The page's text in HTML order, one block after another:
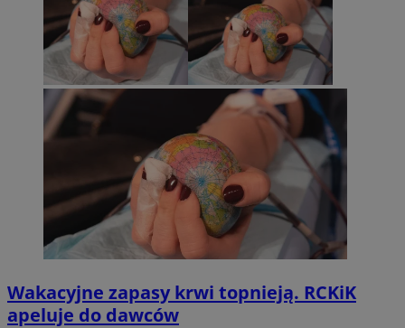
Wakacyjne zapasy krwi topnieją. RCKiK
apeluje do dawców